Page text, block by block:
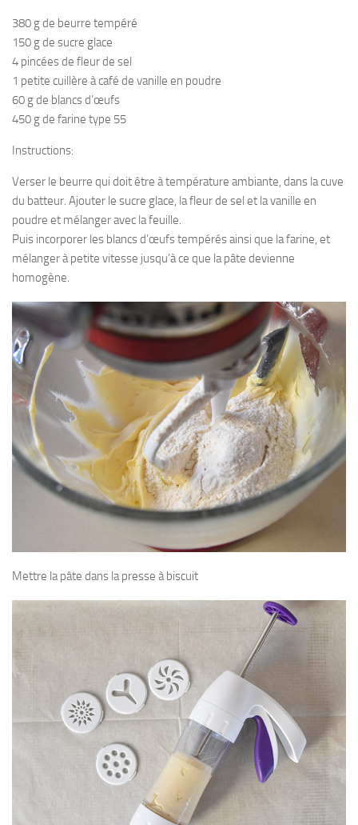
380 g de beurre tempéré
150 g de sucre glace
4 pincées de fleur de sel
1 petite cuillère à café de vanille en poudre
60 g de blancs d’œufs
450 g de farine type 55
Instructions:
Verser le beurre qui doit être à température ambiante, dans la cuve
du batteur. Ajouter le sucre glace, la fleur de sel et la vanille en
poudre et mélanger avec la feuille.
Puis incorporer les blancs d’œufs tempérés ainsi que la farine, et
mélanger à petite vitesse jusqu’à ce que la pâte devienne
homogène.
Mettre la pâte dans la presse à biscuit